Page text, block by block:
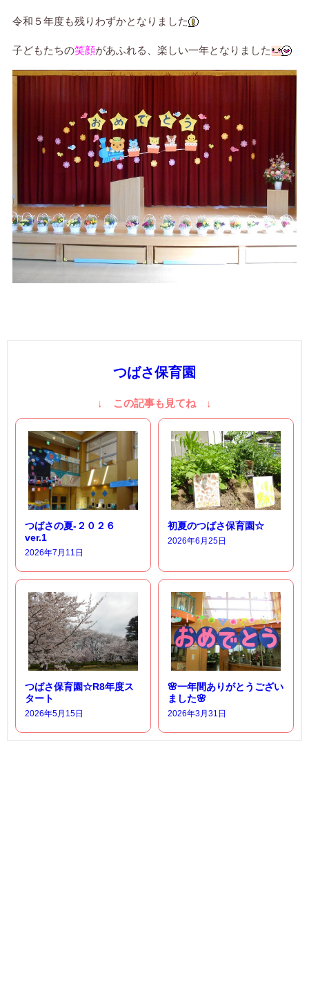
令和５年度も残りわずかとなりました
子どもたちの笑顔があふれる、楽しい一年となりました
つばさ保育園
↓ この記事も見てね ↓
つばさの夏-２０２６
ver.1
2026年7月11日
初夏のつばさ保育園☆
2026年6月25日
つばさ保育園☆R8年度ス
タート
2026年5月15日
🌸一年間ありがとうござい
ました🌸
2026年3月31日